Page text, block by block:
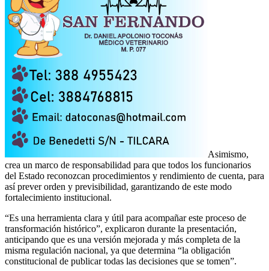
Asimismo,
crea un marco de responsabilidad para que todos los funcionarios
del Estado reconozcan procedimientos y rendimiento de cuenta, para
así prever orden y previsibilidad, garantizando de este modo
fortalecimiento institucional.
“Es una herramienta clara y útil para acompañar este proceso de
transformación histórico”, explicaron durante la presentación,
anticipando que es una versión mejorada y más completa de la
misma regulación nacional, ya que determina “la obligación
constitucional de publicar todas las decisiones que se tomen”.